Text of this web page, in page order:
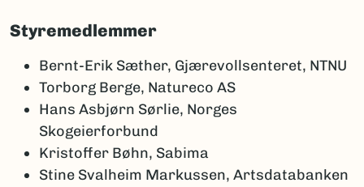
Styremedlemmer
Bernt-Erik Sæther, Gjærevollsenteret, NTNU
Torborg Berge, Natureco AS
Hans Asbjørn Sørlie, Norges
Skogeierforbund
Kristoffer Bøhn, Sabima
Stine Svalheim Markussen, Artsdatabanken